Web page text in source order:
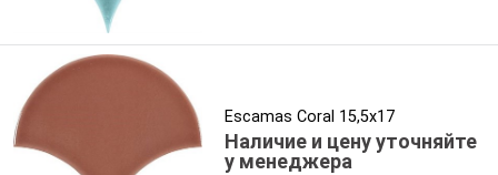
Escamas Coral 15,5x17
Наличие и цену уточняйте
у менеджера